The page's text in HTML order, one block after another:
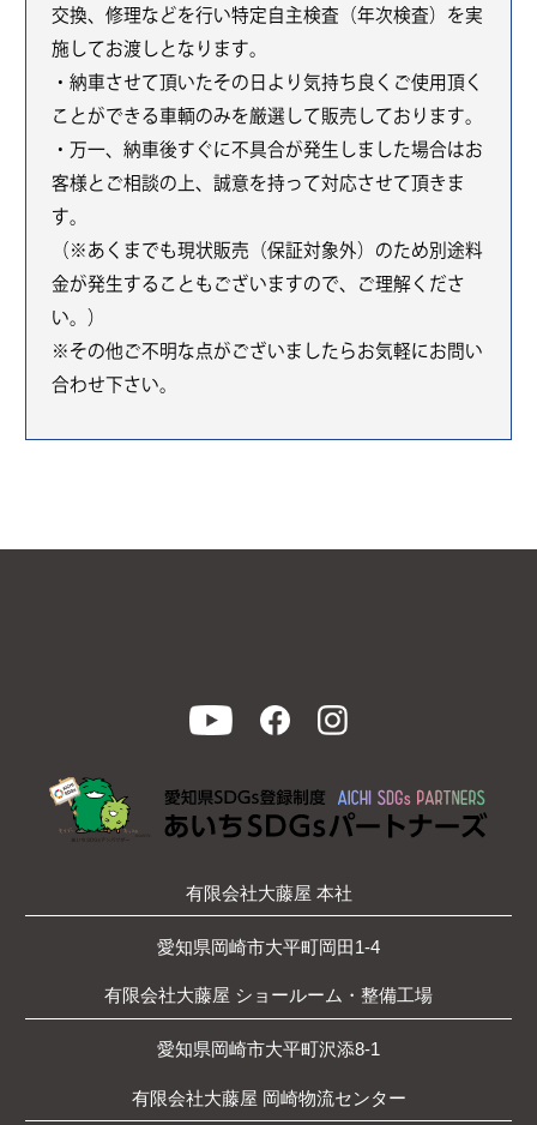
交換、修理などを行い特定自主検査（年次検査）を実
施してお渡しとなります。
・納車させて頂いたその日より気持ち良くご使用頂く
ことができる車輌のみを厳選して販売しております。
・万一、納車後すぐに不具合が発生しました場合はお
客様とご相談の上、誠意を持って対応させて頂きま
す。
（※あくまでも現状販売（保証対象外）のため別途料
金が発生することもございますので、ご理解くださ
い。）
※その他ご不明な点がございましたらお気軽にお問い
合わせ下さい。
有限会社大藤屋 本社
愛知県岡崎市大平町岡田1-4
有限会社大藤屋 ショールーム・整備工場
愛知県岡崎市大平町沢添8-1
有限会社大藤屋 岡崎物流センター